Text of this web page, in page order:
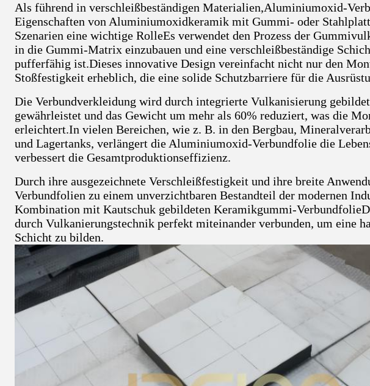
Als führend in verschleißbeständigen Materialien,Aluminiumoxid-
Eigenschaften von Aluminiumoxidkeramik mit Gummi- oder
Szenarien eine wichtige RolleEs verwendet den Prozess der
in die Gummi-Matrix einzubauen und eine verschleißbeständige
pufferfähig ist.Dieses innovative Design vereinfacht nicht nur den
Stoßfestigkeit erheblich, die eine solide Schutzbarriere für die
Die Verbundverkleidung wird durch integrierte Vulkanisierung
gewährleistet und das Gewicht um mehr als 60% reduziert, was die
erleichtert.In vielen Bereichen, wie z. B. in den Bergbau,
und Lagertanks, verlängert die Aluminiumoxid-Verbundfolie die
verbessert die Gesamtproduktionseffizienz.
Durch ihre ausgezeichnete Verschleißfestigkeit und ihre breite
Verbundfolien zu einem unverzichtbaren Bestandteil der modernen
Kombination mit Kautschuk gebildeten Keramikgummi-
durch Vulkanierungstechnik perfekt miteinander verbunden, um eine
Schicht zu bilden.